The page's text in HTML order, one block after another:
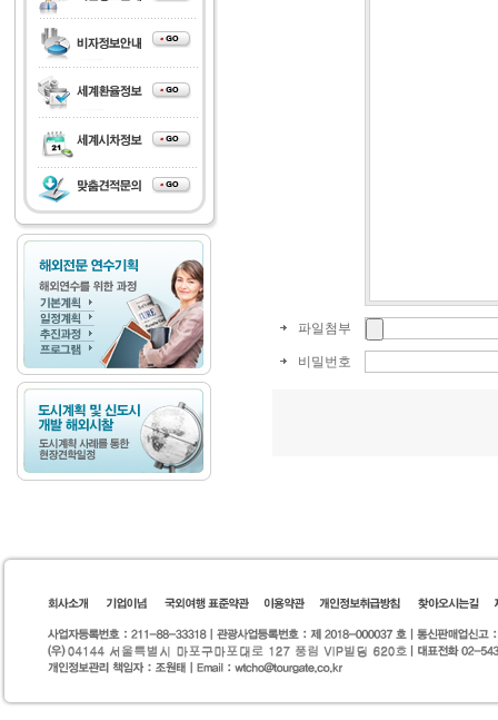
파일첨부
비밀번호